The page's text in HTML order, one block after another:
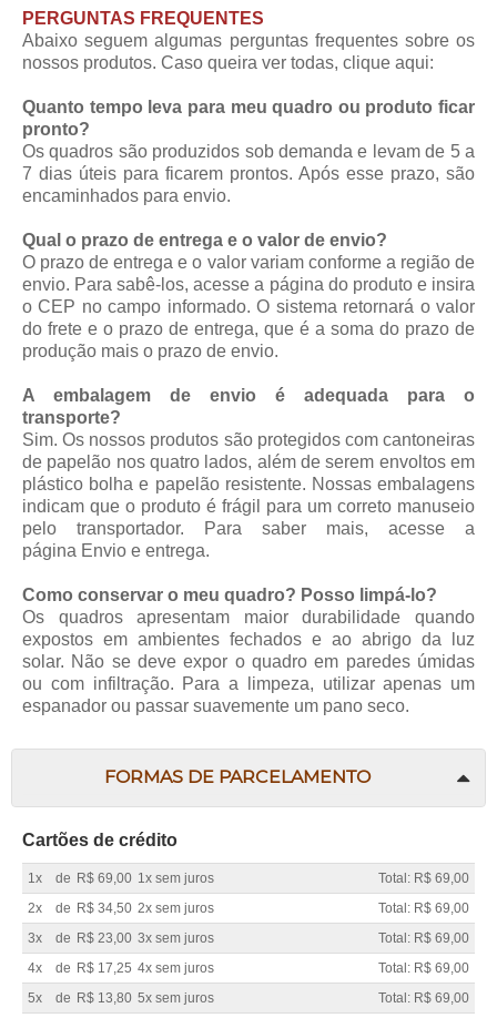
PERGUNTAS FREQUENTES
Abaixo seguem algumas perguntas frequentes sobre os
nossos produtos. Caso queira ver todas, clique aqui:
Quanto tempo leva para meu quadro ou produto ficar
pronto?
Os quadros são produzidos sob demanda e levam de 5 a
7 dias úteis para ficarem prontos. Após esse prazo, são
encaminhados para envio.
Qual o prazo de entrega e o valor de envio?
O prazo de entrega e o valor variam conforme a região de
envio. Para sabê-los, acesse a página do produto e insira
o CEP no campo informado. O sistema retornará o valor
do frete e o prazo de entrega, que é a soma do prazo de
produção mais o prazo de envio.
A embalagem de envio é adequada para o
transporte?
Sim. Os nossos produtos são protegidos com cantoneiras
de papelão nos quatro lados, além de serem envoltos em
plástico bolha e papelão resistente. Nossas embalagens
indicam que o produto é frágil para um correto manuseio
pelo transportador. Para saber mais, acesse a
página Envio e entrega.
Como conservar o meu quadro? Posso limpá-lo?
Os quadros apresentam maior durabilidade quando
expostos em ambientes fechados e ao abrigo da luz
solar. Não se deve expor o quadro em paredes úmidas
ou com infiltração. Para a limpeza, utilizar apenas um
espanador ou passar suavemente um pano seco.
FORMAS DE PARCELAMENTO
Cartões de crédito
1x de R$ 69,00 1x sem juros
Total: R$ 69,00
2x
de R$ 34,50 2x sem juros
Total: R$ 69,00
3x
de R$ 23,00 3x sem juros
Total: R$ 69,00
4x
de R$ 17,25 4x sem juros
Total: R$ 69,00
5x
de R$ 13,80 5x sem juros
Total: R$ 69,00